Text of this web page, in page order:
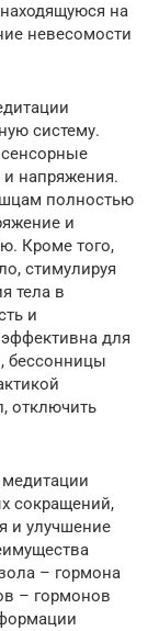
на
невесомости
систему.
напряжения.
полностью
и
Кроме того,
стимулируя
тела в
и
для
бессонницы
отключить
сокращений,
и улучшение
– гормона
– гормонов